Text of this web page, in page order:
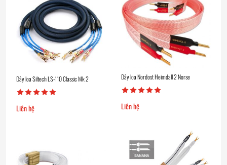
Dây loa Siltech LS-110 Classic Mk 2
Liên hệ
Dây loa Nordost Heimdall 2 Norse
Liên hệ